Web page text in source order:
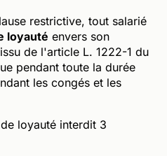
restrictive, tout salarié
loyauté envers son
de l'article L. 1222-1 du
pendant toute la durée
les congés et les
loyauté interdit 3